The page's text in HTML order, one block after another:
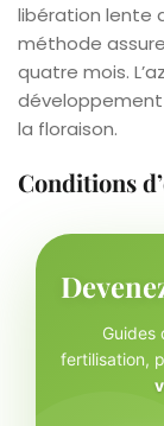
libération lente
méthode
quatre mois.
la floraison.
Conditions
Guides
fertilisation,